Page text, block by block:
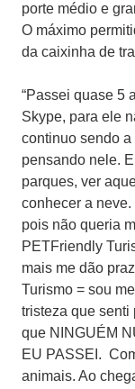
porte médio e
O máximo
da caixinha de
“Passei quase 5
Skype, para ele
continuo sendo
pensando nele.
parques, ver
conhecer a
pois não queria
PETFriendly
mais me dão
Turismo = sou
tristeza que senti
que NINGUÉM
EU PASSEI.
animais. Ao